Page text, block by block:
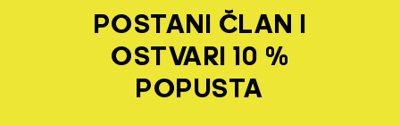
POSTANI ČLAN I
OSTVARI 10 %
POPUSTA